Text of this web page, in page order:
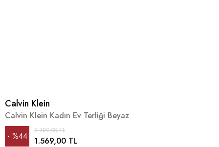
Calvin Klein
Calvin Klein Kadın Ev Terliği Beyaz
%44
2.789,00 TL
1.569,00 TL